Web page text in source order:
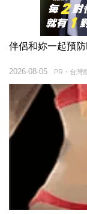
伴侶和妳一起預
PR・台灣
2026-08-05